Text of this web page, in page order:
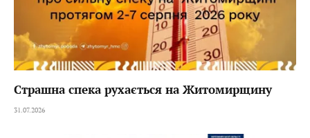
Страшна спека рухається на Житомирщину
31.07.2026